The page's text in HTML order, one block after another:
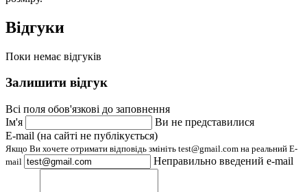
Відгуки
Поки немає відгуків
Залишити відгук
Всі поля обов'язкові до заповнення
Ім'я
Ви не представилися
E-mail (на сайті не публікується)
Якщо Ви хочете отримати відповідь змініть test@gmail.com на реальний E-
mail
Неправильно введений e-mail